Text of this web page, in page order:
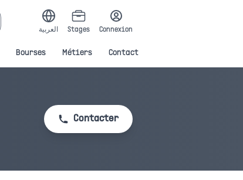
العربية Stages Connexion
Bourses Métiers Contact
Contacter